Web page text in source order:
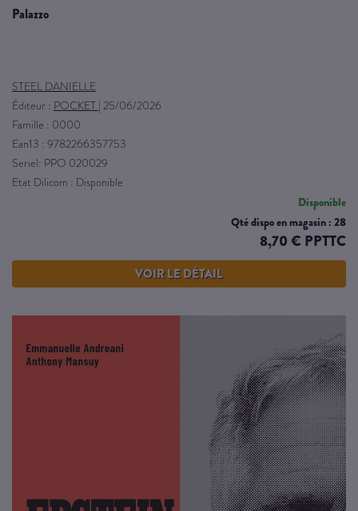
palazzo
STEEL DANIELLE
Éditeur : POCKET | 25/06/2026
Famille : 0000
Ean13 : 9782266357753
Seriel: PPO 020029
Etat Dilicom : Disponible
Disponible
Qté dispo en magasin : 28
8,70 € PPTTC
VOIR LE DÉTAIL